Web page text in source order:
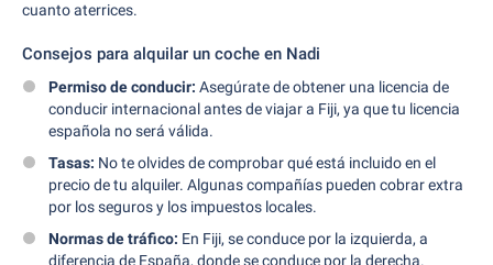
cuanto aterrices.
Consejos para alquilar un coche en Nadi
Permiso de conducir: Asegúrate de obtener una licencia de
conducir internacional antes de viajar a Fiji, ya que tu licencia
española no será válida.
Tasas: No te olvides de comprobar qué está incluido en el
precio de tu alquiler. Algunas compañías pueden cobrar extra
por los seguros y los impuestos locales.
Normas de tráfico: En Fiji, se conduce por la izquierda, a
diferencia de España, donde se conduce por la derecha.